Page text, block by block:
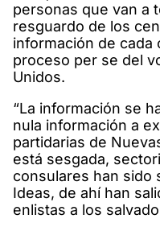
personas que van a
resguardo de los
información de cada
proceso per se del
Unidos.
“La información se
nula información a
partidarias de
está sesgada,
consulares han sido
Ideas, de ahí han
enlistas a los